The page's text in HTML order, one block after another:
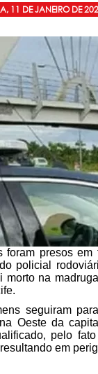
11 DE JANEIRO DE
foram presos
policial
morto na
seguiram
Oeste da
pelo
em